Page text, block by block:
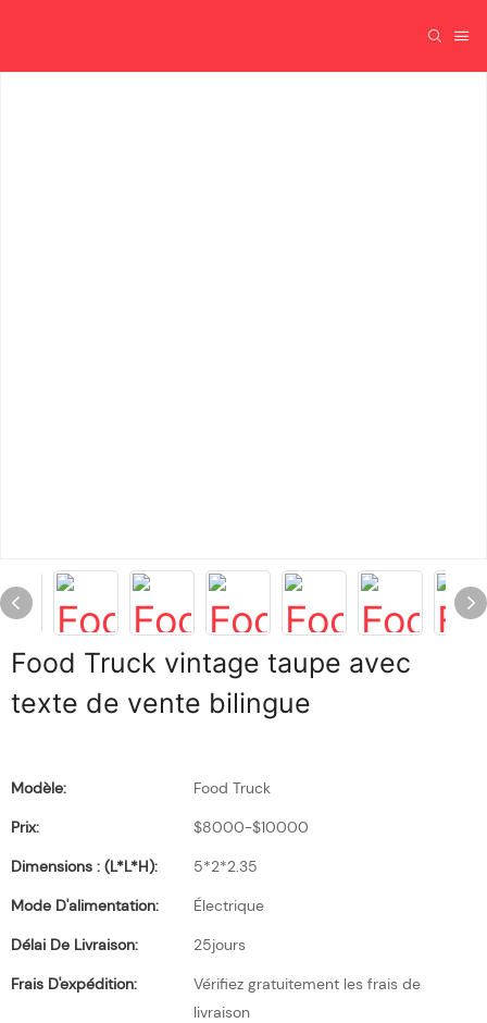
Food Truck vintage taupe avec
texte de vente bilingue
Modèle:
Food Truck
Prix:
$8000-$10000
Dimensions : (L*l*H):
5*2*2.35
Mode D'alimentation:
Électrique
Délai De Livraison:
25jours
Frais D'expédition:
Vérifiez gratuitement les frais de
livraison